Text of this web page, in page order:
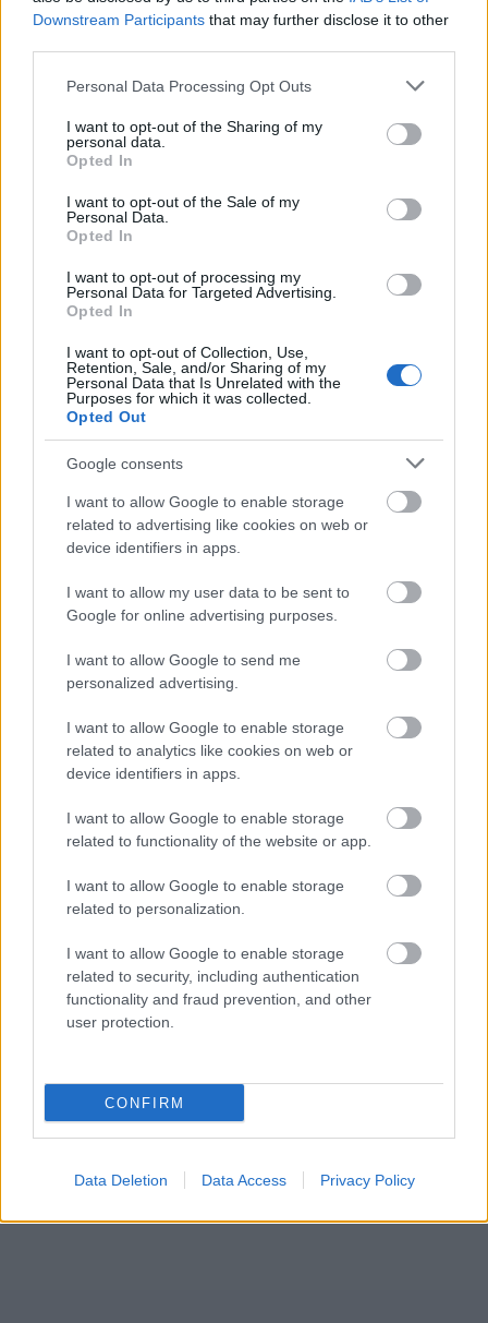
Downstream Participants that may further disclose it to other
Please note that this website/app uses one or more Google
not limited to your visit or usage behaviour. You may click to
grant or deny consent to Google and its third-party tags to
use your data for below specified purposes in below Google
consent section.
Personal Data Processing Opt Outs
I want to opt-out of the Sharing of my
personal data.
Opted In
I want to opt-out of the Sale of my
Personal Data.
Opted In
I want to opt-out of processing my
Personal Data for Targeted Advertising.
Opted In
I want to opt-out of Collection, Use,
Retention, Sale, and/or Sharing of my
Personal Data that Is Unrelated with the
Purposes for which it was collected.
Opted Out
Google consents
I want to allow Google to enable storage
related to advertising like cookies on web or
device identifiers in apps.
I want to allow my user data to be sent to
Google for online advertising purposes.
I want to allow Google to send me
personalized advertising.
I want to allow Google to enable storage
related to analytics like cookies on web or
device identifiers in apps.
I want to allow Google to enable storage
related to functionality of the website or app.
I want to allow Google to enable storage
related to personalization.
I want to allow Google to enable storage
related to security, including authentication
functionality and fraud prevention, and other
user protection.
CONFIRM
Data Deletion Data Access Privacy Policy
Súlyos feszültség Olaszország és
Spanyolország között: kölcsönös korlátozás
az egymás országából érkezőkre
HÍREK 7 órája
költik el a 6 ezer milliárd forintnyi uniós pénzt
HÍREK 7 órája
Megérkezett a hidegfront - térképen a friss
helyzet
HÍREK 9 órája
NÉPSZERŰ